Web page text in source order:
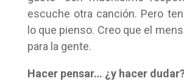
escuche otra canción. Pero
lo que pienso. Creo que el
para la gente.
Hacer pensar… ¿y hacer